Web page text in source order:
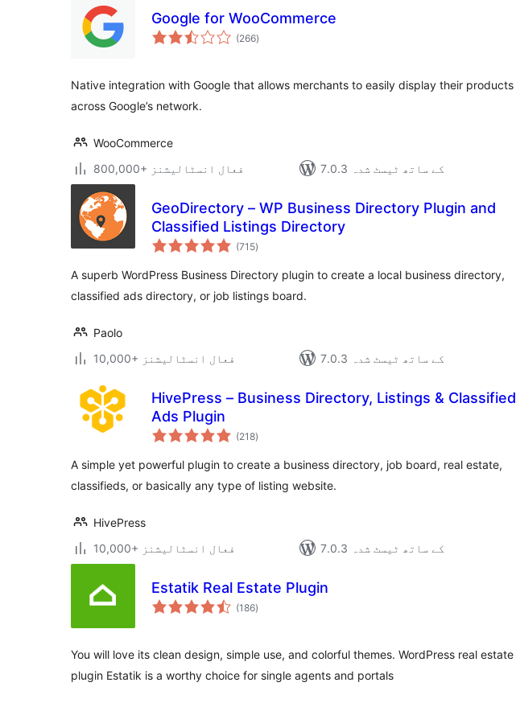
Google for WooCommerce
(266مجموعی
درجہ
)
Native integration with Google that allows merchants to easily display their products
across Google’s network.
WooCommerce
800,000+ فعال انسٹالیشنز
7.0.3 کے ساتھ ٹیسٹ شدہ
GeoDirectory – WP Business Directory Plugin and
Classified Listings Directory
(715مجموعی
درجہ
)
A superb WordPress Business Directory plugin to create a local business directory,
classified ads directory, or job listings board.
Paolo
10,000+ فعال انسٹالیشنز
7.0.3 کے ساتھ ٹیسٹ شدہ
HivePress – Business Directory, Listings & Classified
Ads Plugin
(218مجموعی
درجہ
)
A simple yet powerful plugin to create a business directory, job board, real estate,
classifieds, or basically any type of listing website.
HivePress
10,000+ فعال انسٹالیشنز
7.0.3 کے ساتھ ٹیسٹ شدہ
Estatik Real Estate Plugin
(186مجموعی
درجہ
)
You will love its clean design, simple use, and colorful themes. WordPress real estate
plugin Estatik is a worthy choice for single agents and portals